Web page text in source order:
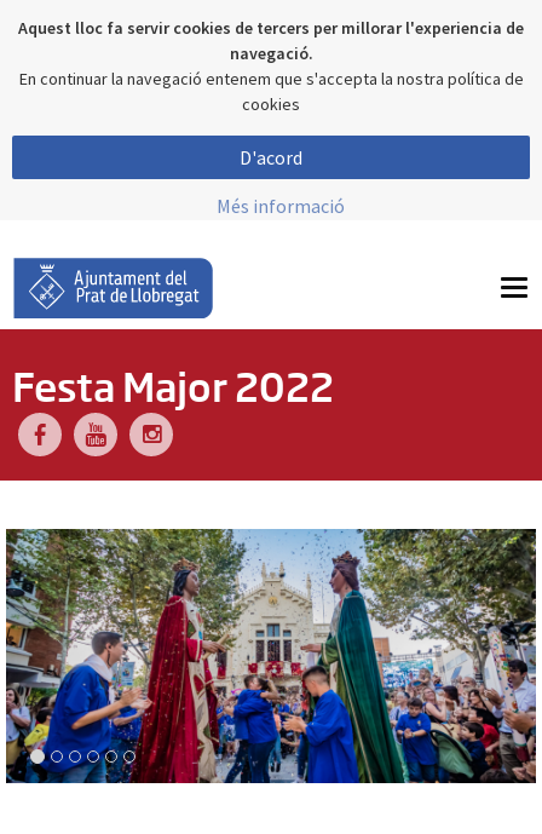
Aquest lloc fa servir cookies de tercers per millorar l'experiencia de
navegació.
En continuar la navegació entenem que s'accepta la nostra política de
cookies
D'acord
Més informació
Festa Major 2022